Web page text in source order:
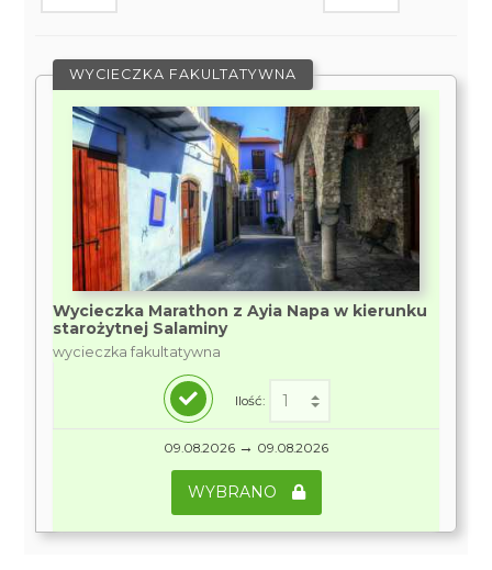
WYCIECZKA FAKULTATYWNA
Wycieczka Marathon z Ayia Napa w kierunku
starożytnej Salaminy
wycieczka fakultatywna
Ilość:
09.08.2026 → 09.08.2026
WYBRANO